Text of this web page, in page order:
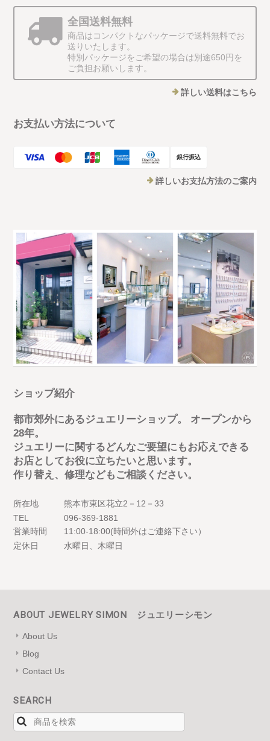
全国送料無料
商品はコンパクトなパッケージで送料無料でお
送りいたします。
特別パッケージをご希望の場合は別途650円を
ご負担お願いします。
詳しい送料はこちら
お支払い方法について
銀行振込
詳しいお支払方法のご案内
ショップ紹介
都市郊外にあるジュエリーショップ。 オープンから
28年。
ジュエリーに関するどんなご要望にもお応えできる
お店としてお役に立ちたいと思います。
作り替え、修理などもご相談ください。
所在地
熊本市東区花立2－12－33
TEL
096-369-1881
営業時間
11:00-18:00(時間外はご連絡下さい）
定休日
水曜日、木曜日
ABOUT JEWELRY SIMON ジュエリーシモン
About Us
Blog
Contact Us
SEARCH